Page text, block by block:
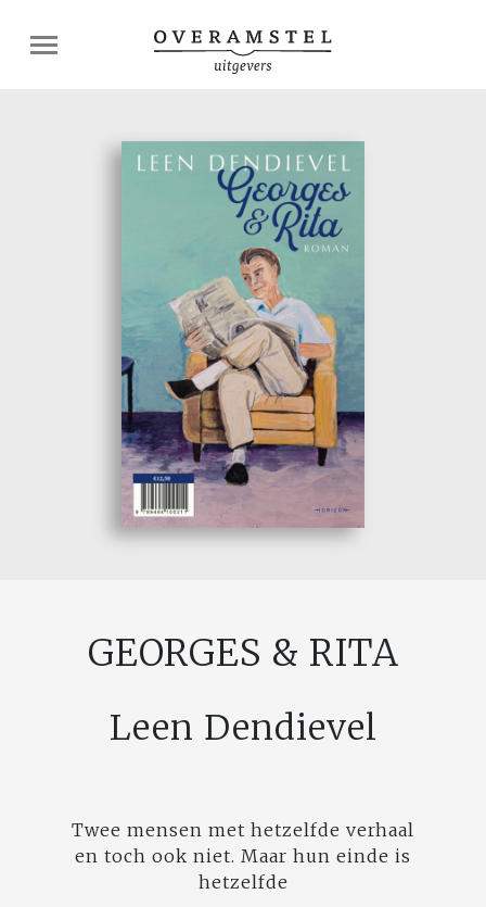
GEORGES & RITA
Leen Dendievel
Twee mensen met hetzelfde verhaal
en toch ook niet. Maar hun einde is
hetzelfde